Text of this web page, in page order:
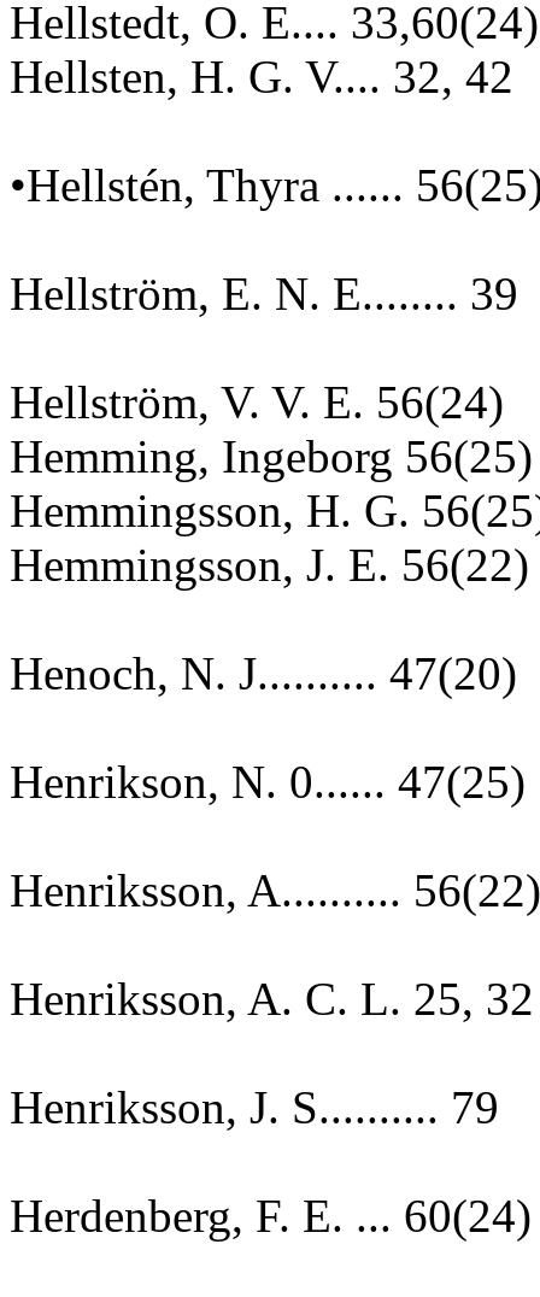
Hellstedt, O. E.... 33,60(24)
Hellsten, H. G. V.... 32, 42
•Hellstén, Thyra ......
Hellström, E. N. E........ 39
Hellström, V. V. E. 56(24)
Hemming, Ingeborg 56(25)
Hemmingsson, H. G.
Hemmingsson, J. E. 56(22)
Henoch, N. J.......... 47(20)
Henrikson, N. 0...... 47(25)
Henriksson, A.......... 56(22)
Henriksson, A. C. L. 25, 32
Henriksson, J. S.......... 79
Herdenberg, F. E. ... 60(24)